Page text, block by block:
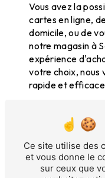
Vous avez la
cartes en ligne,
domicile, ou de
notre magasin à
expérience
votre choix, nous
rapide et
N'hésitez pas à
05 55 02 03 91
d'information
votre commande
Ce site utilise des
et vous donne le
sur ceux que